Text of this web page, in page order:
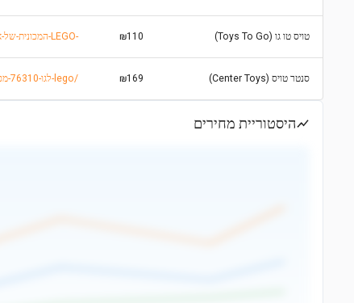
טויס טו גו (Toys To Go) ₪110 https://www.toystogo.co.il/items/8712809-לגו-Marvel-המכונית-של-איירון-מן-והפנתר-השחור-נגד-הענק-האדום-76310-LEGO-
סנטר טויס (Center Toys) ₪169 https://centertoys.co.il/product/לגו-76310-מכונית-של-איירון-מן-והפנתר-lego/
היסטוריית מחירים